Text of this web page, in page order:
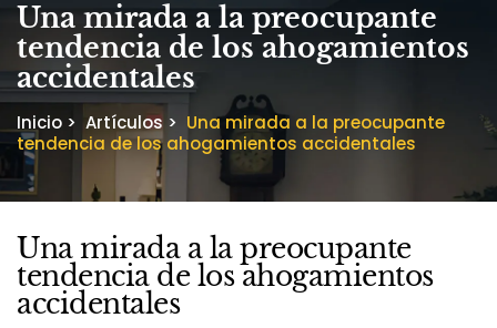
Una mirada a la preocupante
tendencia de los ahogamientos
accidentales
Inicio > Artículos > Una mirada a la preocupante
tendencia de los ahogamientos accidentales
Una mirada a la preocupante
tendencia de los ahogamientos
accidentales